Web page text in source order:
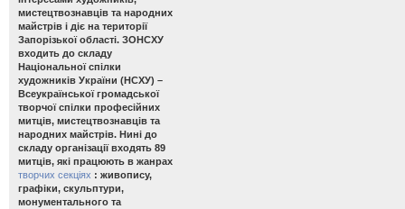
мистецтвознавців та народних
майстрів і діє на території
Запорізької області. ЗОНСХУ
входить до складу
Національної спілки
художників України (НСХУ) –
Всеукраїнської громадської
творчої спілки професійних
митців, мистецтвознавців та
народних майстрів. Нині до
складу організації входять 89
митців, які працюють в жанрах
творчих секціях : живопису,
графіки, скульптури,
монументального та